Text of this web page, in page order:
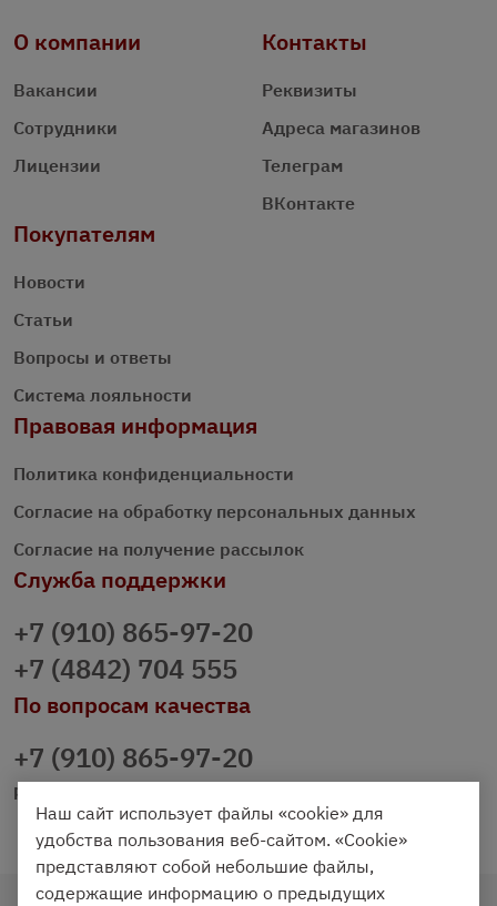
О компании
Вакансии
Сотрудники
Лицензии
Контакты
Реквизиты
Адреса магазинов
Телеграм
ВКонтакте
Покупателям
Новости
Статьи
Вопросы и ответы
Система лояльности
Правовая информация
Политика конфиденциальности
Согласие на обработку персональных данных
Согласие на получение рассылок
Служба поддержки
+7 (910) 865-97-20
+7 (4842) 704 555
По вопросам качества
+7 (910) 865-97-20
prazdnichniy40@palmi.ru
Наш сайт использует файлы «cookie» для
удобства пользования веб-сайтом. «Cookie»
представляют собой небольшие файлы,
содержащие информацию о предыдущих